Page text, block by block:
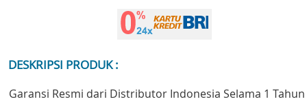
DESKRIPSI PRODUK :
Garansi Resmi dari Distributor Indonesia Selama 1 Tahun